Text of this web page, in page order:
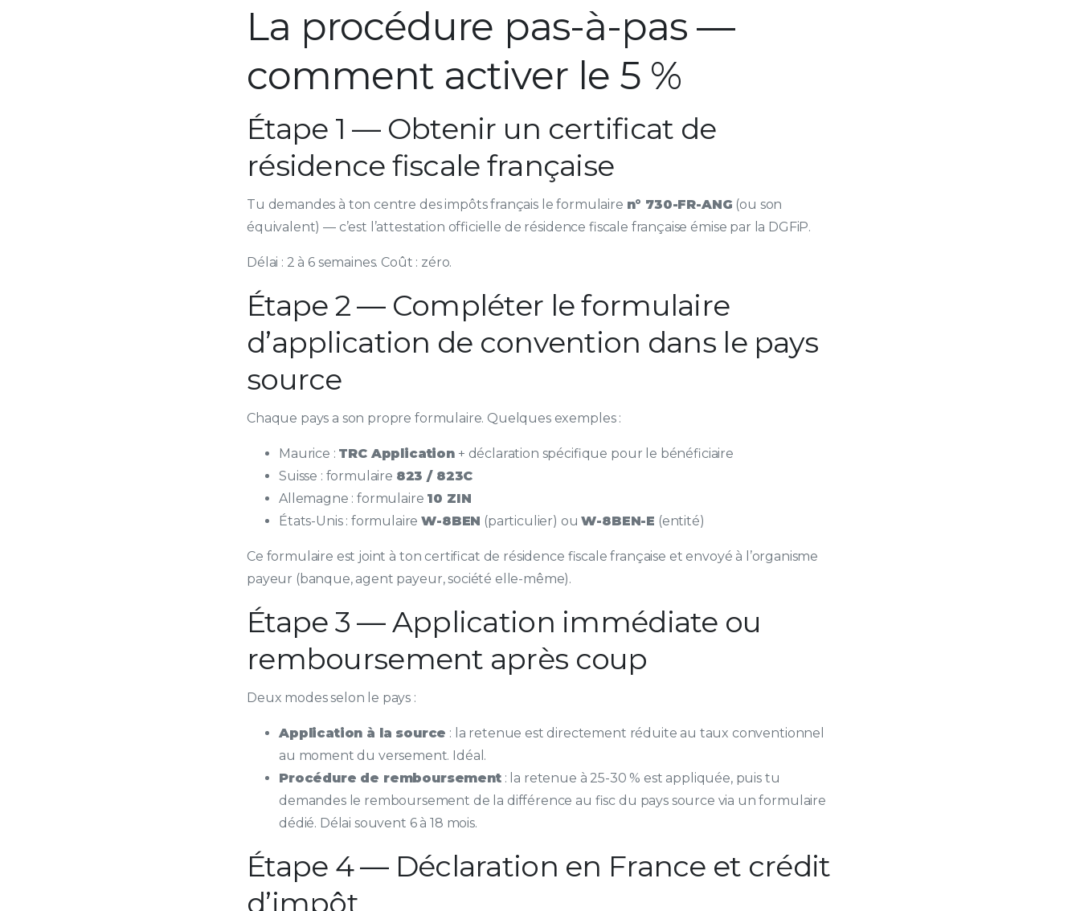
La procédure pas-à-pas —
comment activer le 5 %
Étape 1 — Obtenir un certificat de
résidence fiscale française
Tu demandes à ton centre des impôts français le formulaire n° 730-FR-ANG (ou son
équivalent) — c’est l’attestation officielle de résidence fiscale française émise par la DGFiP.
Délai : 2 à 6 semaines. Coût : zéro.
Étape 2 — Compléter le formulaire
d’application de convention dans le pays
source
Chaque pays a son propre formulaire. Quelques exemples :
Maurice : TRC Application + déclaration spécifique pour le bénéficiaire
Suisse : formulaire 823 / 823C
Allemagne : formulaire 10 ZIN
États-Unis : formulaireW-8BEN (particulier) ouW-8BEN-E (entité)
Ce formulaire est joint à ton certificat de résidence fiscale française et envoyé à l’organisme
payeur (banque, agent payeur, société elle-même).
Étape 3 — Application immédiate ou
remboursement après coup
Deux modes selon le pays :
Application à la source : la retenue est directement réduite au taux conventionnel
au moment du versement. Idéal.
Procédure de remboursement: la retenue à 25-30 % est appliquée, puis tu
demandes le remboursement de la différence au fisc du pays source via un formulaire
dédié. Délai souvent 6 à 18 mois.
Étape 4 — Déclaration en France et crédit
d’impôt